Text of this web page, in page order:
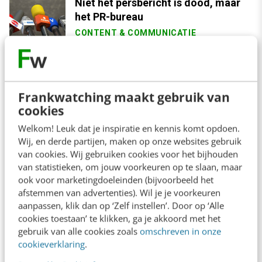
Frankwatching maakt gebruik van
cookies
Welkom! Leuk dat je inspiratie en kennis komt opdoen.
Wij, en derde partijen, maken op onze websites gebruik
van cookies. Wij gebruiken cookies voor het bijhouden
van statistieken, om jouw voorkeuren op te slaan, maar
ook voor marketingdoeleinden (bijvoorbeeld het
afstemmen van advertenties). Wil je je voorkeuren
aanpassen, klik dan op ‘Zelf instellen’. Door op ‘Alle
cookies toestaan’ te klikken, ga je akkoord met het
gebruik van alle cookies zoals omschreven in onze
cookieverklaring.
Niet het persbericht is dood, maar
het PR-bureau
CONTENT & COMMUNICATIE
Contact Redactie
redactie@frankwatching.com
+31 30 200 1045
Tarieven
Meer contactopties
Frankwatching